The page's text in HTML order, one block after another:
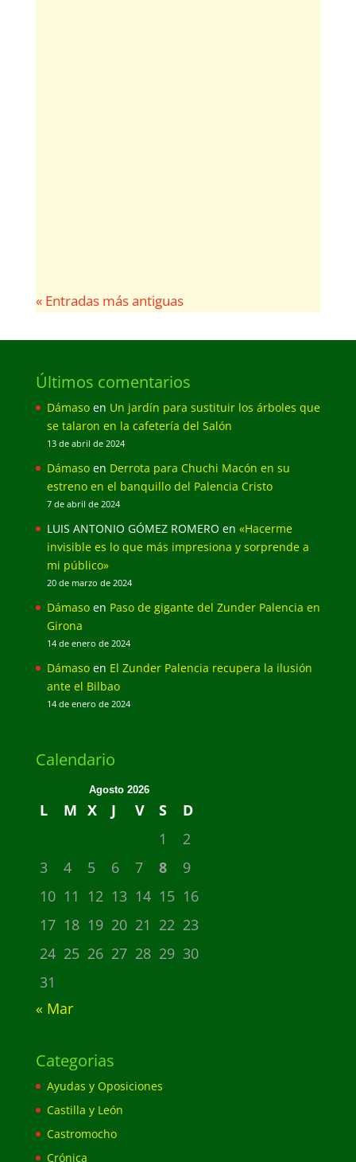
« Entradas más antiguas
Últimos comentarios
Dámasoen Un jardín para sustituir los árboles que
se talaron en la cafetería del Salón
13 de abril de 2024
Dámasoen Derrota para Chuchi Macón en su
estreno en el banquillo del Palencia Cristo
7 de abril de 2024
LUIS ANTONIO GÓMEZ ROMERO en «Hacerme
invisible es lo que más impresiona y sorprende a
mi público»
20 de marzo de 2024
Dámasoen Paso de gigante del Zunder Palencia en
Girona
14 de enero de 2024
Dámasoen El Zunder Palencia recupera la ilusión
ante el Bilbao
14 de enero de 2024
Calendario
Agosto 2026
L M X J V S
D
1
2
3
4 5 6 7 8
9
10 11 12 13 14 15 16
17 18 19 20 21 22 23
24 25 26 27 28 29 30
31
« Mar
Categorias
Ayudas y Oposiciones
Castilla y León
Castromocho
Crónica